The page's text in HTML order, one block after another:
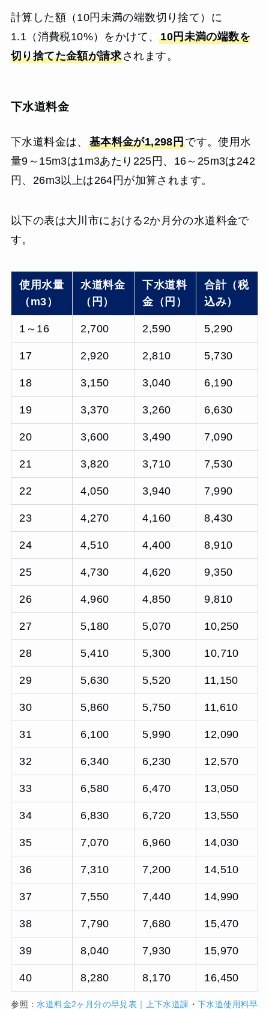
計算した額（10円未満の端数切り捨て）に
1.1（消費税10%）をかけて、10円未満の端数を
切り捨てた金額が請求されます。
下水道料金
下水道料金は、 基本料金が1,298円です。使用水
量9～15m3は1m3あたり225円、16～25m3は242
円、26m3以上は264円が加算されます。
以下の表は大川市における2か月分の水道料金で
す。
使用水量
（m3）
水道料金
（円）
下水道料
金（円）
合計（税
込み）
1～16 2,700 2,590 5,290
17 2,920 2,810 5,730
18 3,150 3,040 6,190
19 3,370 3,260 6,630
20 3,600 3,490 7,090
21 3,820 3,710 7,530
22 4,050 3,940 7,990
23 4,270 4,160 8,430
24 4,510 4,400 8,910
25 4,730 4,620 9,350
26 4,960 4,850 9,810
27 5,180 5,070 10,250
28 5,410 5,300 10,710
29 5,630 5,520 11,150
30 5,860 5,750 11,610
31 6,100 5,990 12,090
32 6,340 6,230 12,570
33 6,580 6,470 13,050
34 6,830 6,720 13,550
35 7,070 6,960 14,030
36 7,310 7,200 14,510
37 7,550 7,440 14,990
38 7,790 7,680 15,470
39 8,040 7,930 15,970
40 8,280 8,170 16,450
参照：水道料金2ヶ月分の早見表｜上下水道課 ・下水道使用料早